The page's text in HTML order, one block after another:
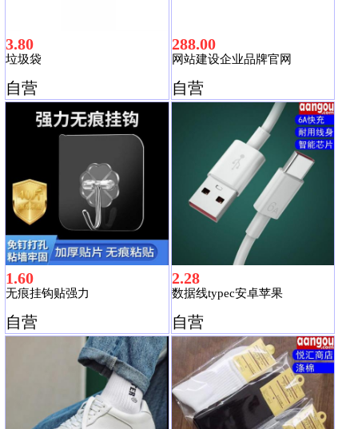
3.80
垃圾袋
自营
288.00
网站建设企业品牌官网
自营
1.60
无痕挂钩贴强力
自营
2.28
数据线typec安卓苹果
自营